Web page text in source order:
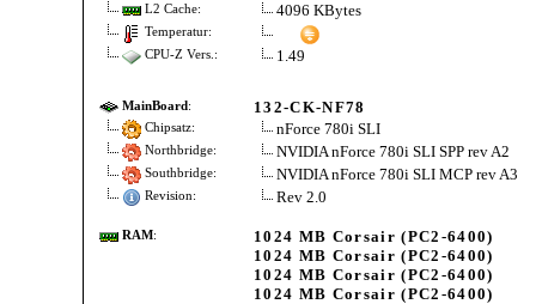
L2 Cache: 4096 KBytes
Temperatur:
CPU-Z Vers.:
1.49
MainBoard: 132-CK-NF78
Chipsatz: nForce 780i SLI
Northbridge: NVIDIA nForce 780i SLI SPP rev A2
Southbridge: NVIDIA nForce 780i SLI MCP rev A3
Revision: Rev 2.0
RAM:
1024 MB Corsair (PC2-6400)
1024 MB Corsair (PC2-6400)
1024 MB Corsair (PC2-6400)
1024 MB Corsair (PC2-6400)